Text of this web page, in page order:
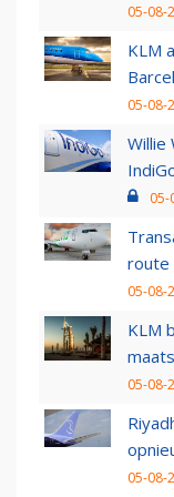
05-08-
KLM
05-08-
Willie
05-
route
05-08-
KLM
05-08-
05-08-